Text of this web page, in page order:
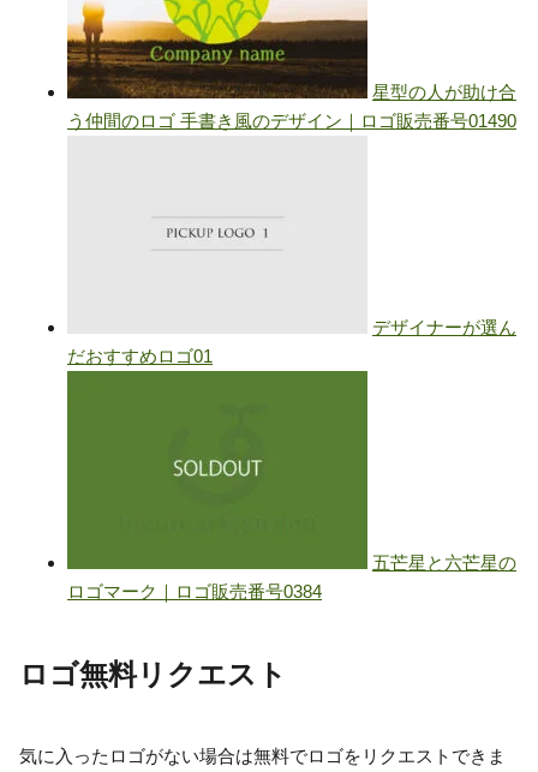
ロゴ無料リクエスト
気に入ったロゴがない場合は無料でロゴをリクエストできま